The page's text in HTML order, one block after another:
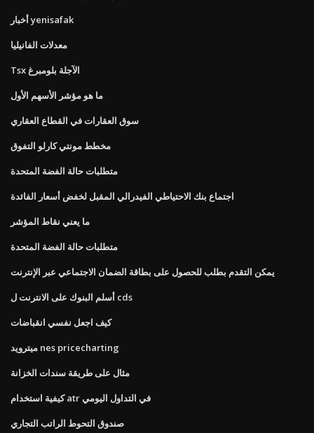
أخبار yenisafak
معدلات الفانيليا
Tsx الآجلة بلومبرغ
ما هو مؤشر الأسهم الأول
سوق العقارات في القطاع العقاري
مخطط مونتي كارلو التفوق
متطلبات حالة الفضة المتحدة
اجتماع بنك الاحتياطي الفيدرالي المقبل لخفض أسعار الفائدة
ما يعني نقاط المؤشر
متطلبات حالة الفضة المتحدة
يمكن التقدم بطلب للحصول على بطاقة الضمان الاجتماعي عبر الإنترنت
أسلم البنوك على الانترنت ل cds
كيف اجعل نفسي انقباضات
ميترويد nes pricecharting
مثال على طريقة سندات الخزانة
كيفية استخدام atr في التداول اليومي
صندوق التحوط الراتب التجاري